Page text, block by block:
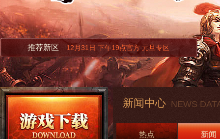
推荐新区 12月31日 下午19点官方 元旦专区
新闻中心 NEWS
热点 新闻